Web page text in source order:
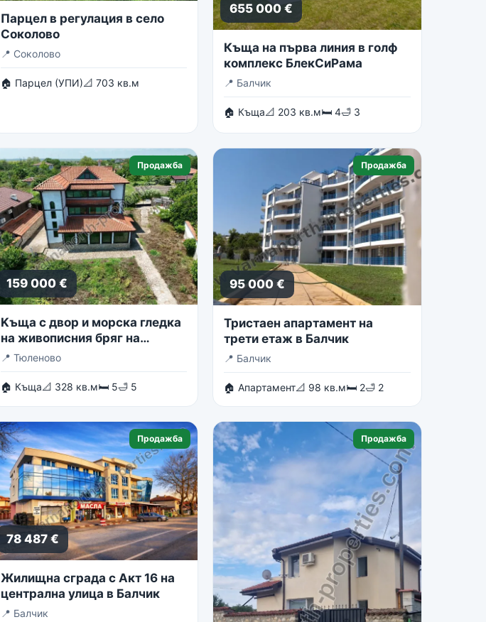
Парцел в регулация в село
Соколово
📍 Соколово
🏠 Парцел (УПИ)📐 703 кв.м
655 000 €
Къща на първа линия в голф
комплекс БлекСиРама
📍 Балчик
🏠 Къща📐 203 кв.м🛏 4🛁 3
Продажба
159 000 €
Kъща с двор и морска гледка
на живописния бряг на
Тюленово
📍 Тюленово
🏠 Къща📐 328 кв.м🛏 5🛁 5
Продажба
95 000 €
Тристаен апартамент на
трети етаж в Балчик
📍 Балчик
🏠 Апартамент📐 98 кв.м🛏 2🛁 2
Продажба
78 487 €
Жилищна сграда с Акт 16 на
централна улица в Балчик
📍 Балчик
Продажба